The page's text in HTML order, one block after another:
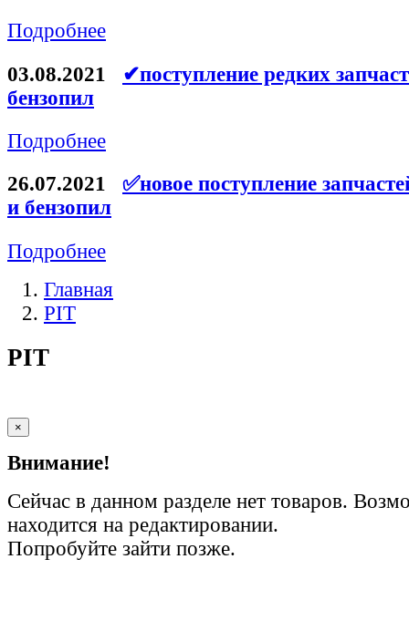
Ремни для электроинструмента
Подробнее
03.08.2021
✔поступление редких
бензопил
Подробнее
26.07.2021
✅новое поступление
и бензопил
Подробнее
Главная
PIT
PIT
×
Внимание!
Сейчас в данном разделе нет товаров.
находится на редактировании.
Попробуйте зайти позже.